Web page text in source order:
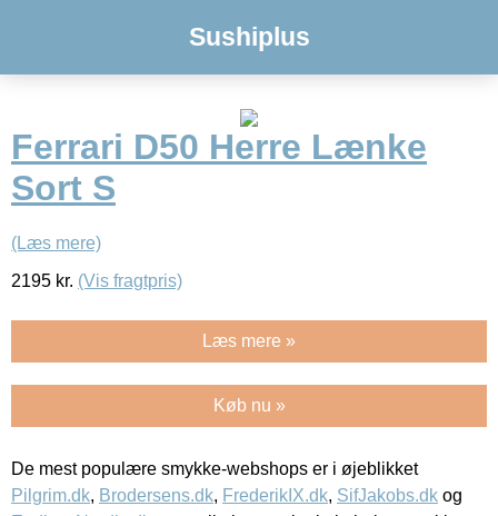
Sushiplus
Ferrari D50 Herre Lænke
Sort S
(Læs mere)
2195 kr. (Vis fragtpris)
Læs mere »
Køb nu »
De mest populære smykke-webshops er i øjeblikket
Pilgrim.dk, Brodersens.dk, FrederikIX.dk, SifJakobs.dk og